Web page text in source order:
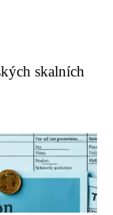
skalních